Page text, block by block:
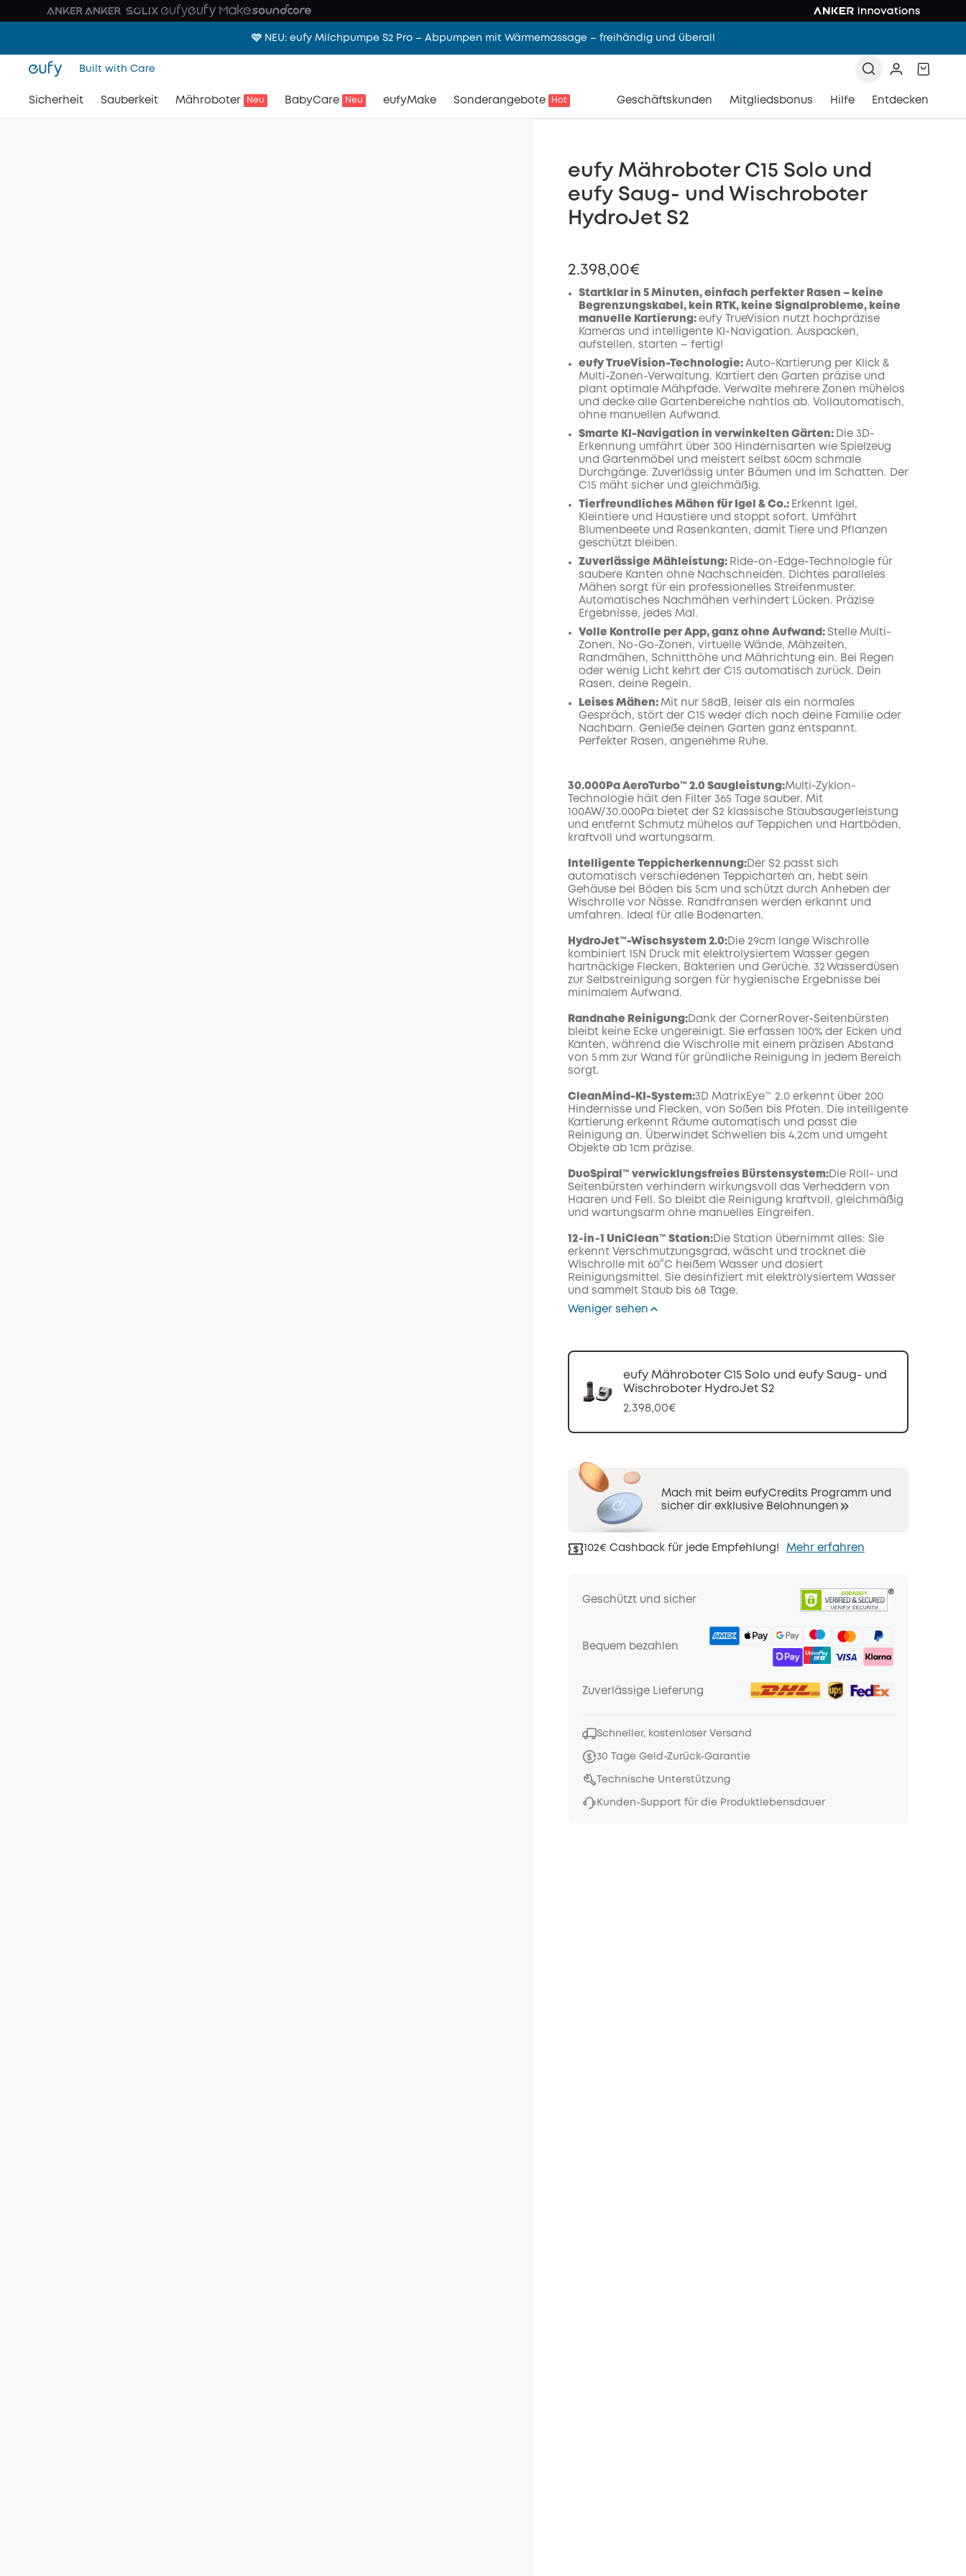
🩷 NEU: eufy Milchpumpe S2 Pro – Abpumpen mit Wärmemassage – freihändig und überall
Built with Care
Sicherheit Sauberkeit Mähroboter Neu BabyCare Neu eufyMake Sonderangebote Hot Geschäftskunden Mitgliedsbonus Hilfe Entdecken
eufy Mähroboter C15 Solo und
eufy Saug- und Wischroboter
HydroJet S2
2.398,00€
Startklar in 5 Minuten, einfach perfekter Rasen – keine
Begrenzungskabel, kein RTK, keine Signalprobleme, keine
manuelle Kartierung: eufy TrueVision nutzt hochpräzise
Kameras und intelligente KI-Navigation. Auspacken,
aufstellen, starten – fertig!
eufy TrueVision-Technologie: Auto-Kartierung per Klick &
Multi-Zonen-Verwaltung. Kartiert den Garten präzise und
plant optimale Mähpfade. Verwalte mehrere Zonen mühelos
und decke alle Gartenbereiche nahtlos ab. Vollautomatisch,
ohne manuellen Aufwand.
Smarte KI-Navigation in verwinkelten Gärten: Die 3D-
Erkennung umfährt über 300 Hindernisarten wie Spielzeug
und Gartenmöbel und meistert selbst 60cm schmale
Durchgänge. Zuverlässig unter Bäumen und im Schatten. Der
C15 mäht sicher und gleichmäßig.
Tierfreundliches Mähen für Igel & Co.: Erkennt Igel,
Kleintiere und Haustiere und stoppt sofort. Umfährt
Blumenbeete und Rasenkanten, damit Tiere und Pflanzen
geschützt bleiben.
Zuverlässige Mähleistung: Ride-on-Edge-Technologie für
saubere Kanten ohne Nachschneiden. Dichtes paralleles
Mähen sorgt für ein professionelles Streifenmuster.
Automatisches Nachmähen verhindert Lücken. Präzise
Ergebnisse, jedes Mal.
Volle Kontrolle per App, ganz ohne Aufwand: Stelle Multi-
Zonen, No-Go-Zonen, virtuelle Wände, Mähzeiten,
Randmähen, Schnitthöhe und Mährichtung ein. Bei Regen
oder wenig Licht kehrt der C15 automatisch zurück. Dein
Rasen, deine Regeln.
Leises Mähen: Mit nur 58dB, leiser als ein normales
Gespräch, stört der C15 weder dich noch deine Familie oder
Nachbarn. Genieße deinen Garten ganz entspannt.
Perfekter Rasen, angenehme Ruhe.
30.000Pa AeroTurbo™ 2.0 Saugleistung:Multi-Zyklon-
Technologie hält den Filter 365 Tage sauber. Mit
100AW/30.000Pa bietet der S2 klassische Staubsaugerleistung
und entfernt Schmutz mühelos auf Teppichen und Hartböden,
kraftvoll und wartungsarm.
Intelligente Teppicherkennung :Der S2 passt sich
automatisch verschiedenen Teppicharten an, hebt sein
Gehäuse bei Böden bis 5cm und schützt durch Anheben der
Wischrolle vor Nässe. Randfransen werden erkannt und
umfahren. Ideal für alle Bodenarten.
HydroJet™-Wischsystem 2.0:Die 29cm lange Wischrolle
kombiniert 15N Druck mit elektrolysiertem Wasser gegen
hartnäckige Flecken, Bakterien und Gerüche. 32 Wasserdüsen
zur Selbstreinigung sorgen für hygienische Ergebnisse bei
minimalem Aufwand.
Randnahe Reinigung:Dank der CornerRover-Seitenbürsten
bleibt keine Ecke ungereinigt. Sie erfassen 100% der Ecken und
Kanten, während die Wischrolle mit einem präzisen Abstand
von 5 mm zur Wand für gründliche Reinigung in jedem Bereich
sorgt.
CleanMind-KI-System:3D MatrixEye™ 2.0 erkennt über 200
Hindernisse und Flecken, von Soßen bis Pfoten. Die intelligente
Kartierung erkennt Räume automatisch und passt die
Reinigung an. Überwindet Schwellen bis 4,2cm und umgeht
Objekte ab 1cm präzise.
DuoSpiral™ verwicklungsfreies Bürstensystem:Die Roll- und
Seitenbürsten verhindern wirkungsvoll das Verheddern von
Haaren und Fell. So bleibt die Reinigung kraftvoll, gleichmäßig
und wartungsarm ohne manuelles Eingreifen.
12‑in‑1 UniClean™ Station:Die Station übernimmt alles: Sie
erkennt Verschmutzungsgrad, wäscht und trocknet die
Wischrolle mit 60°C heißem Wasser und dosiert
Reinigungsmittel. Sie desinfiziert mit elektrolysiertem Wasser
und sammelt Staub bis 68 Tage.
Weniger sehen
eufy Mähroboter C15 Solo und eufy Saug- und
Wischroboter HydroJet S2
2.398,00€
Mach mit beim eufyCredits Programm und
sicher dir exklusive Belohnungen
102€ Cashback für jede Empfehlung! Mehr erfahren
Geschützt und sicher
Bequem bezahlen
Zuverlässige Lieferung
Schneller, kostenloser Versand
30 Tage Geld-Zurück-Garantie
Technische Unterstützung
Kunden-Support für die Produktlebensdauer